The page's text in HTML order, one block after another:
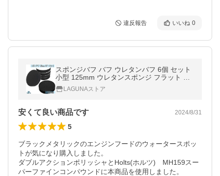
違反報告 いいね 0
スポンジバフ バフ ウレタンバフ 6個 セット
小型 125mm ウレタンスポンジ フラット タ
イプ 極細用 超微粒子用 ポリッシャー 車 ワ
ックス 洗車 研磨 rinda
LAGUNAストア
安くて良い商品です 2024/8/31
5
ブラックメタリックのエンジンフードのウォータースポッ
トが気になり購入しました。
ダブルアクションポリッシャとHolts(ホルツ)　MH159スー
パーファインコンパウンドに本商品を使用しました。